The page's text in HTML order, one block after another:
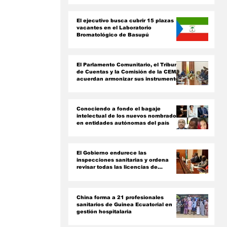
El ejecutivo busca cubrir 15 plazas
vacantes en el Laboratorio
Bromatológico de Basupú
El Parlamento Comunitario, el Tribunal
de Cuentas y la Comisión de la CEMAC
acuerdan armonizar sus instrumentos
Conociendo a fondo el bagaje
intelectual de los nuevos nombrados
en entidades autónomas del país ‎
El Gobierno endurece las
inspecciones sanitarias y ordena
revisar todas las licencias de
China forma a 21 profesionales
sanitarios de Guinea Ecuatorial en
gestión hospitalaria